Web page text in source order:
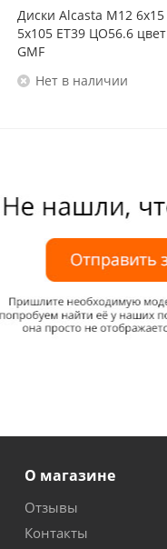
Диски Alcasta M12 6x15
5x105 ET39 ЦО56.6 цвет
GMF
Нет в наличии
О магазине
Отзывы
Контакты